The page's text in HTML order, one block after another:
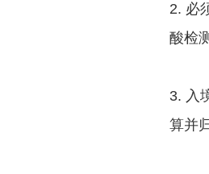
2. 必
酸检
3. 入
算并